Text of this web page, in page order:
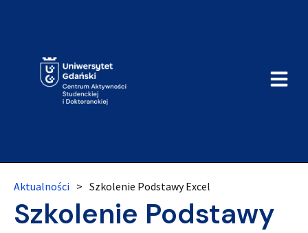
Aktualności > Szkolenie Podstawy Excel
Szkolenie Podstawy